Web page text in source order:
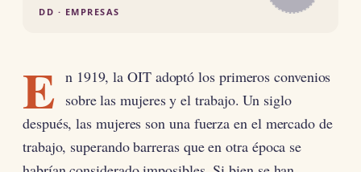
DD · EMPRESAS
E n 1919, la OIT adoptó los primeros convenios
sobre las mujeres y el trabajo. Un siglo
después, las mujeres son una fuerza en el mercado de
trabajo, superando barreras que en otra época se